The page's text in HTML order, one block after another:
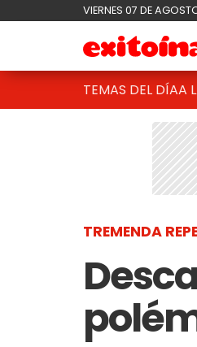
VIERNES 07 DE
TEMAS DEL DÍAA
TREMENDA